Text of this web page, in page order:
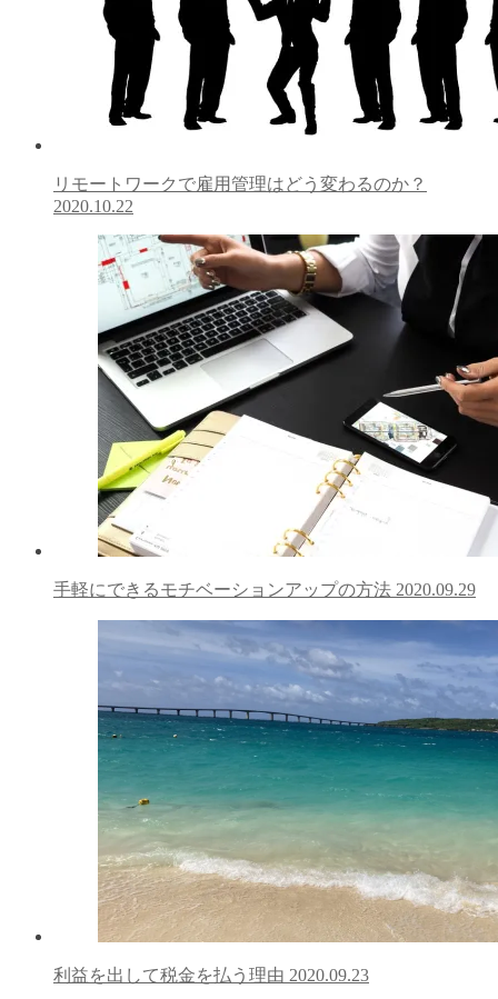
リモートワークで雇用管理はどう変わるのか？
2020.10.22
手軽にできるモチベーションアップの方法 2020.09.29
利益を出して税金を払う理由 2020.09.23